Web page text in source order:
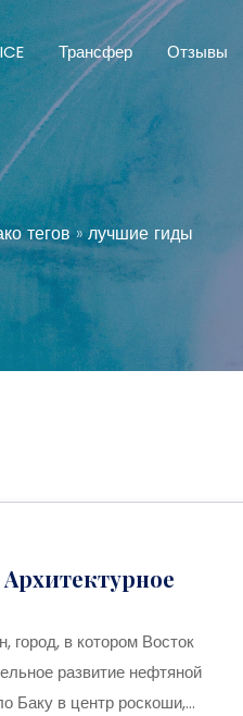
Трансфер Отзывы
тегов» лучшие гиды
город, в котором Восток
развитие нефтяной
Баку в центр роскоши,...